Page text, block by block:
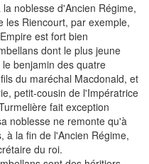
noblesse d'Ancien Régime,
les Riencourt, par exemple,
est fort bien
dont le plus jeune
benjamin des quatre
du maréchal Macdonald, et
petit-cousin de l'Impératrice
fait exception
noblesse ne remonte qu'à
à la fin de l'Ancien Régime,
du roi.